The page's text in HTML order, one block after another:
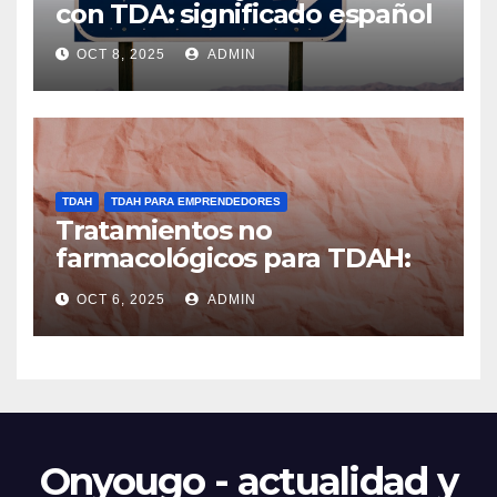
con TDA: significado español
OCT 8, 2025 ADMIN
TDAH TDAH PARA EMPRENDEDORES
Tratamientos no
farmacológicos para TDAH:
opciones prácticas
OCT 6, 2025 ADMIN
Onyougo - actualidad y